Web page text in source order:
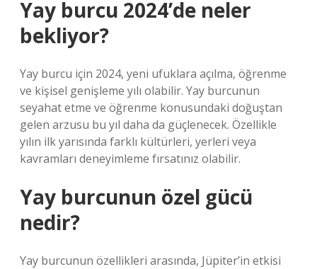
Yay burcu 2024’de neler
bekliyor?
Yay burcu için 2024, yeni ufuklara açılma, öğrenme
ve kişisel genişleme yılı olabilir. Yay burcunun
seyahat etme ve öğrenme konusundaki doğuştan
gelen arzusu bu yıl daha da güçlenecek. Özellikle
yılın ilk yarısında farklı kültürleri, yerleri veya
kavramları deneyimleme fırsatınız olabilir.
Yay burcunun özel gücü
nedir?
Yay burcunun özellikleri arasında, Jüpiter’in etkisi